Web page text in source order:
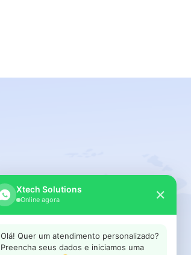
Xtech Solutions
Online agora ✕
Olá! Quer um atendimento personalizado?
Preencha seus dados e iniciamos uma